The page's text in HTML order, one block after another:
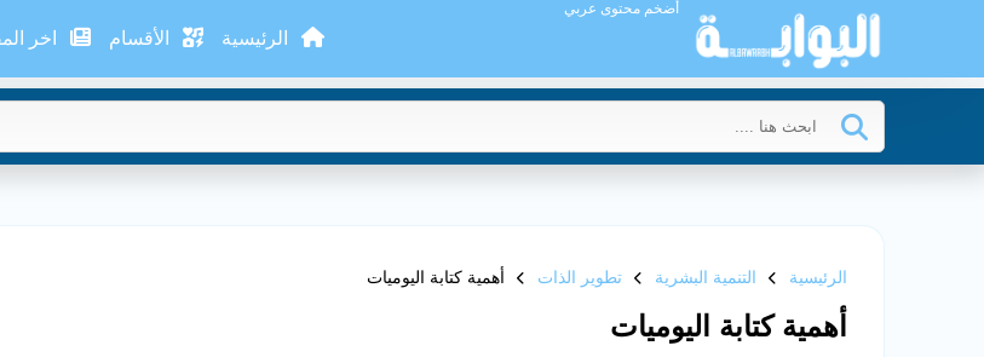
أضخم محتوى عربي
الرئيسية الأقسام اخر
الرئيسية التنمية البشرية تطوير الذات أهمية كتابة اليوميات
أهمية كتابة اليوميات